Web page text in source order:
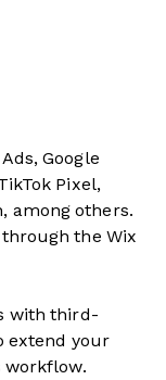
Google
Pixel,
among others.
the Wix
with third-
extend your
workflow.